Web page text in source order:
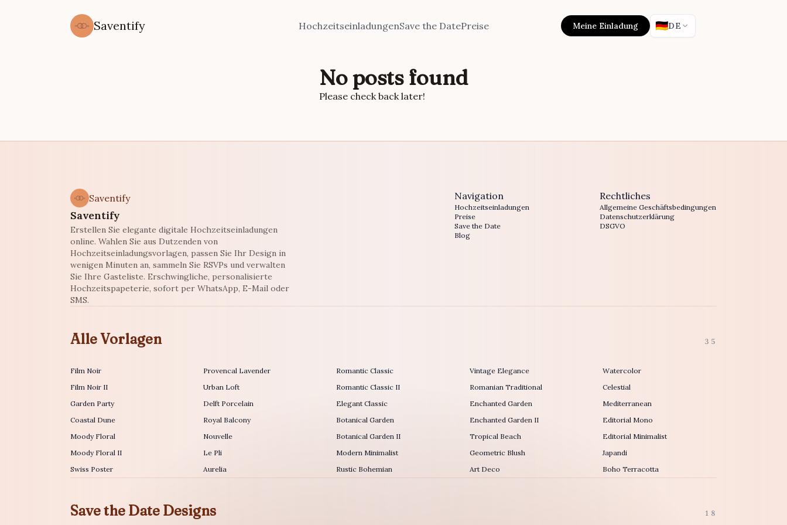
Saventify HochzeitseinladungenSave the DatePreise Meine Einladung 🇩🇪DE
No posts found
Please check back later!
Saventify
Saventify
Erstellen Sie elegante digitale Hochzeitseinladungen
online. Wahlen Sie aus Dutzenden von
Hochzeitseinladungsvorlagen, passen Sie Ihr Design in
wenigen Minuten an, sammeln Sie RSVPs und verwalten
Sie Ihre Gasteliste. Erschwingliche, personalisierte
Hochzeitspapeterie, sofort per WhatsApp, E-Mail oder
SMS.
Navigation
Hochzeitseinladungen
Preise
Save the Date
Blog
Rechtliches
Allgemeine Geschäftsbedingungen
Datenschutzerklärung
DSGVO
Alle Vorlagen 35
Film Noir
Film Noir II
Garden Party
Coastal Dune
Moody Floral
Moody Floral II
Swiss Poster
Provencal Lavender
Urban Loft
Delft Porcelain
Royal Balcony
Nouvelle
Le Pli
Aurelia
Romantic Classic
Romantic Classic II
Elegant Classic
Botanical Garden
Botanical Garden II
Modern Minimalist
Rustic Bohemian
Vintage Elegance
Romanian Traditional
Enchanted Garden
Enchanted Garden II
Tropical Beach
Geometric Blush
Art Deco
Watercolor
Celestial
Mediterranean
Editorial Mono
Editorial Minimalist
Japandi
Boho Terracotta
Save the Date Designs 18